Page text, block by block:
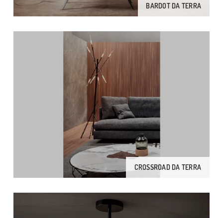
BARDOT DA TERRA
CROSSROAD DA TERRA